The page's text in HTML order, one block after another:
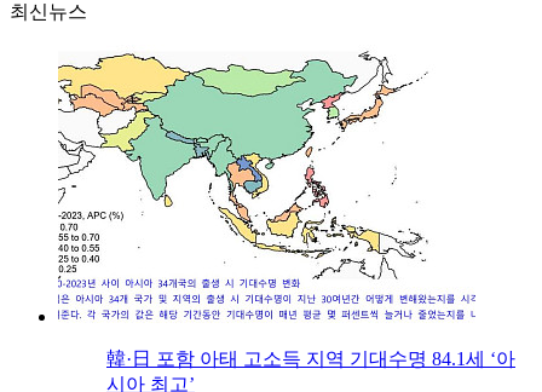
최신뉴스
韓·日 포함 아태 고소득 지역 기대수명 84.1세 ‘아
시아 최고’